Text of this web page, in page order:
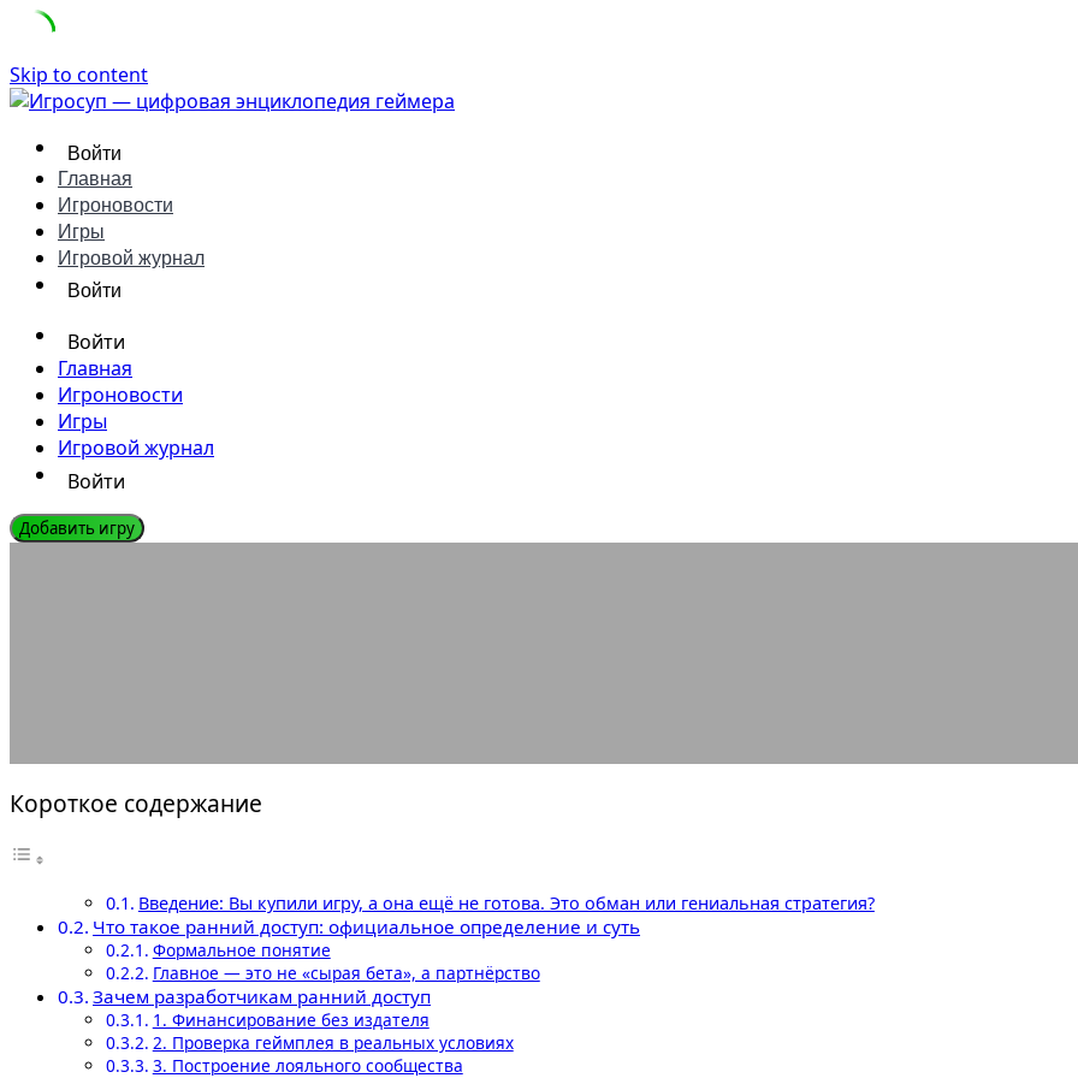
Skip to content
Войти
Главная
Игроновости
Игры
Игровой журнал
Войти
Войти
Главная
Игроновости
Игры
Игровой журнал
Войти
Добавить игру
Короткое содержание
Введение: Вы купили игру, а она ещё не готова. Это обман или гениальная стратегия?
Что такое ранний доступ: официальное определение и суть
Формальное понятие
Главное — это не «сырая бета», а партнёрство
Зачем разработчикам ранний доступ
1. Финансирование без издателя
2. Проверка геймплея в реальных условиях
3. Построение лояльного сообщества